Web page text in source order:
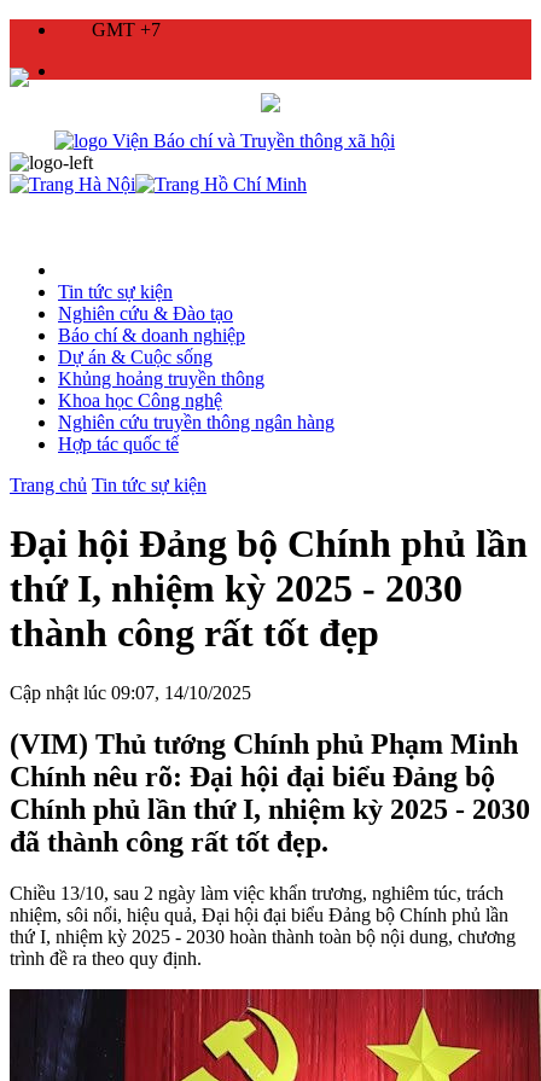
GMT +7
Tin tức sự kiện
Nghiên cứu & Đào tạo
Báo chí & doanh nghiệp
Dự án & Cuộc sống
Khủng hoảng truyền thông
Khoa học Công nghệ
Nghiên cứu truyền thông ngân hàng
Hợp tác quốc tế
Trang chủ Tin tức sự kiện
Đại hội Đảng bộ Chính phủ lần
thứ I, nhiệm kỳ 2025 - 2030
thành công rất tốt đẹp
Cập nhật lúc 09:07, 14/10/2025
(VIM) Thủ tướng Chính phủ Phạm Minh
Chính nêu rõ: Đại hội đại biểu Đảng bộ
Chính phủ lần thứ I, nhiệm kỳ 2025 - 2030
đã thành công rất tốt đẹp.
Chiều 13/10, sau 2 ngày làm việc khẩn trương, nghiêm túc, trách
nhiệm, sôi nổi, hiệu quả, Đại hội đại biểu Đảng bộ Chính phủ lần
thứ I, nhiệm kỳ 2025 - 2030 hoàn thành toàn bộ nội dung, chương
trình đề ra theo quy định.